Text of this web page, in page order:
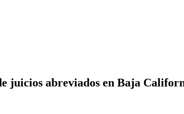
juicios abreviados en Baja